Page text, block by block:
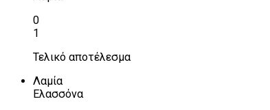
0
1
Τελικό αποτέλεσμα
Λαμία
Ελασσόνα